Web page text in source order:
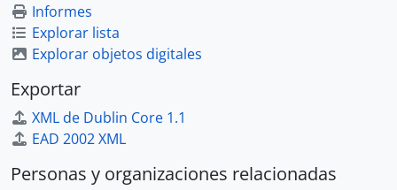
Informes
Explorar lista
Explorar objetos digitales
Exportar
XML de Dublin Core 1.1
EAD 2002 XML
Personas y organizaciones relacionadas